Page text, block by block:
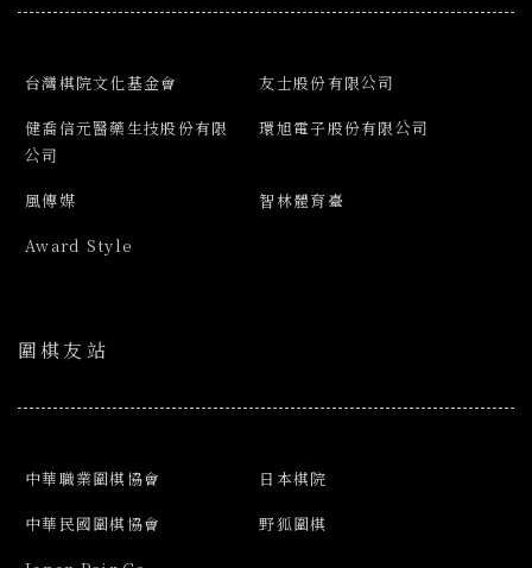
台灣棋院文化基金會
友士股份有限公司
健喬信元醫藥生技股份有限
公司
環旭電子股份有限公司
風傳媒
智林體育臺
Award Style
圍棋友站
中華職業圍棋協會
日本棋院
中華民國圍棋協會
野狐圍棋